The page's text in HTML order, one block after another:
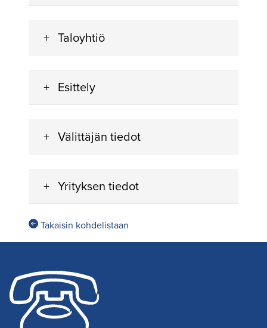
Taloyhtiö
Esittely
Välittäjän tiedot
Yrityksen tiedot
Takaisin kohdelistaan